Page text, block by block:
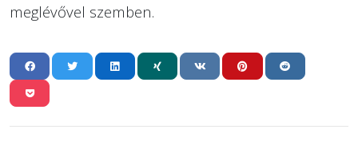
meglévővel szemben.